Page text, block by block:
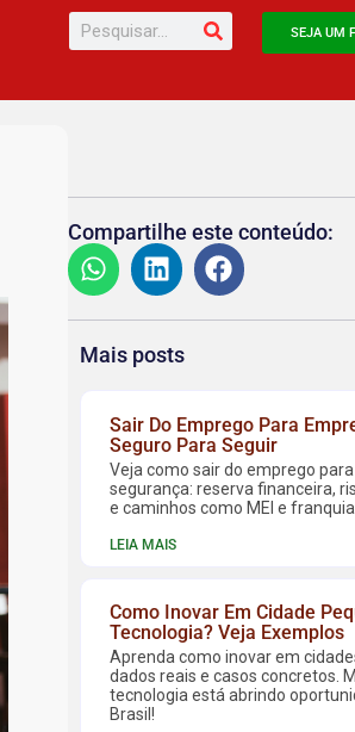
SEJA UM
Compartilhe este conteúdo:
Mais posts
Sair Do Emprego Para
Seguro Para Seguir
Veja como sair do emprego
segurança: reserva financeira,
e caminhos como MEI e
LEIA MAIS
Como Inovar Em Cidade
Tecnologia? Veja Exemplos
Aprenda como inovar em
dados reais e casos concretos.
tecnologia está abrindo
Brasil!